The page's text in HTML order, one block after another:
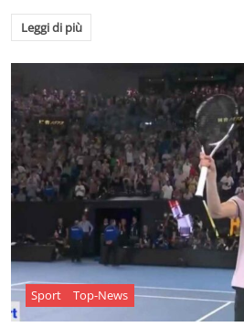
Leggi di più
Sport Top-News